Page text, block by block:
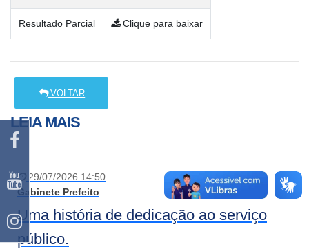
Resultado Parcial Clique para baixar
VOLTAR
LEIA MAIS
29/07/2026 14:50
Gabinete Prefeito
Uma história de dedicação ao serviço
público.